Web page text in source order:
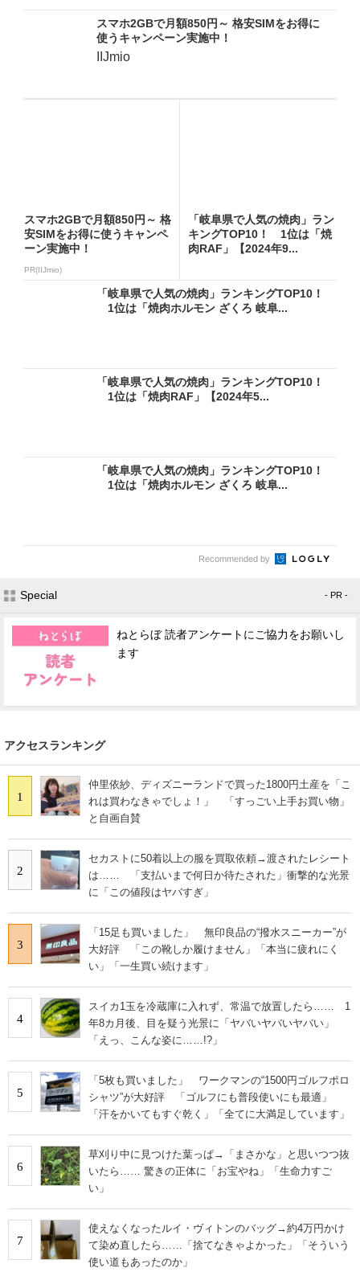
スマホ2GBで月額850円～ 格安SIMをお得に
使うキャンペーン実施中！
IIJmio
スマホ2GBで月額850円～ 格
安SIMをお得に使うキャンペ
ーン実施中！
PR(IIJmio)
「岐阜県で人気の焼肉」ラン
キングTOP10！ 1位は「焼
肉RAF」【2024年9...
「岐阜県で人気の焼肉」ランキングTOP10！
1位は「焼肉ホルモン ざくろ 岐阜...
「岐阜県で人気の焼肉」ランキングTOP10！
1位は「焼肉RAF」【2024年5...
「岐阜県で人気の焼肉」ランキングTOP10！
1位は「焼肉ホルモン ざくろ 岐阜...
Recommended by
Special - PR -
ねとらぼ 読者アンケートにご協力をお願いし
ます
アクセスランキング
1
仲里依紗、ディズニーランドで買った1800円土産を「こ
れは買わなきゃでしょ！」 「すっごい上手お買い物」
と自画自賛
2
セカストに50着以上の服を買取依頼→渡されたレシート
は…… 「支払いまで何日か待たされた」衝撃的な光景
に「この値段はヤバすぎ」
3
「15足も買いました」 無印良品の“撥水スニーカー”が
大好評 「この靴しか履けません」「本当に疲れにく
い」「一生買い続けます」
4
スイカ1玉を冷蔵庫に入れず、常温で放置したら…… 1
年8カ月後、目を疑う光景に「ヤバいヤバいヤバい」
「えっ、こんな姿に……!?」
5
「5枚も買いました」 ワークマンの“1500円ゴルフポロ
シャツ”が大好評 「ゴルフにも普段使いにも最適」
「汗をかいてもすぐ乾く」「全てに大満足しています」
6
草刈り中に見つけた葉っぱ→「まさかな」と思いつつ抜
いたら…… 驚きの正体に「お宝やね」「生命力すご
い」
7
使えなくなったルイ・ヴィトンのバッグ→約4万円かけ
て染め直したら……「捨てなきゃよかった」「そういう
使い道もあったのか」